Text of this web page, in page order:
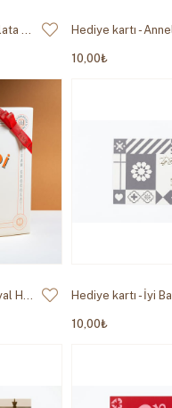
Vela Karışık Pralin Çikolata 140g Hediye kartı -
10,00₺
Cafe Serisi Vela Spesiyal Hediye 450g Hediye kartı - İyi
10,00₺